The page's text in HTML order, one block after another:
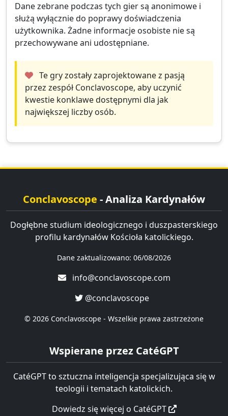
Dane zebrane podczas tych gier są anonimowe i
służą wyłącznie do poprawy doświadczenia
użytkownika. Żadne informacje osobiste nie są
przechowywane ani udostępniane.
Te gry zostały zaprojektowane z pasją
przez zespół Conclavoscope, aby uczynić
kwestie konklawe dostępnymi dla jak
największej liczby osób.
Conclavoscope - Analiza Kardynałów
Dogłębne studium ideologicznego i duszpasterskiego
profilu kardynałów Kościoła katolickiego.
Dane zaktualizowano: 06/08/2026
info@conclavoscope.com
@conclavoscope
© 2026 Conclavoscope - Wszelkie prawa zastrzeżone
Wspierane przez CatéGPT
CatéGPT to sztuczna inteligencja specjalizująca się w
teologii i tematach katolickich.
Dowiedz się więcej o CatéGPT